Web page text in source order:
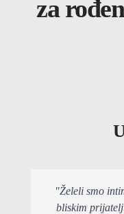
za
"Želeli smo
bliskim